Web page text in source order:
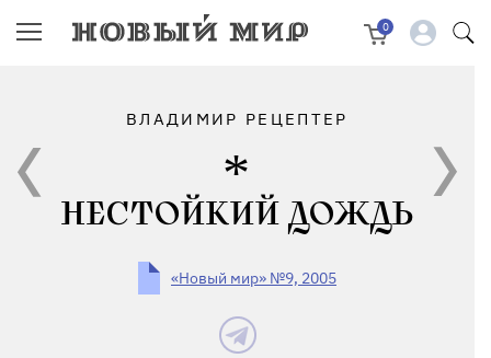
0
ВЛАДИМИР РЕЦЕПТЕР
НЕСТОЙКИЙ ДОЖДЬ
«Новый мир» №9, 2005